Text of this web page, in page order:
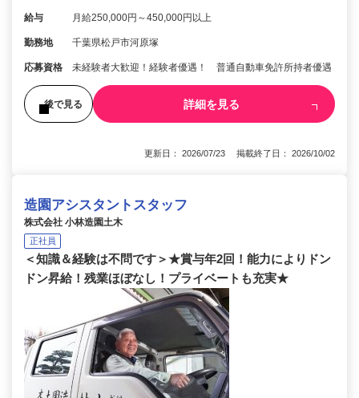
給与 月給250,000円～450,000円以上
勤務地 千葉県松戸市河原塚
応募資格 未経験者大歓迎！経験者優遇！ 普通自動車免許所持者優遇
後で見る 詳細を見る
更新日： 2026/07/23 掲載終了日： 2026/10/02
造園アシスタントスタッフ
株式会社 小林造園土木
正社員
＜知識＆経験は不問です＞★賞与年2回！能力によりドン
ドン昇給！残業ほぼなし！プライベートも充実★